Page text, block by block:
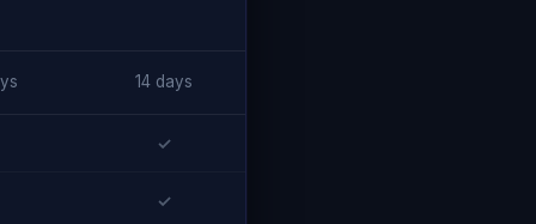
14 days
✓
✓